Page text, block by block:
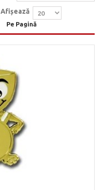
Afișează
Pe Pagină